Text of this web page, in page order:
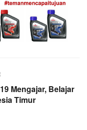
Mengajar, Belajar
Timur